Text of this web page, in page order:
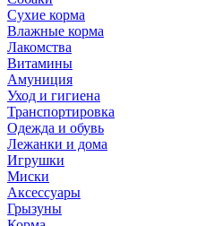
Сухие корма
Влажные корма
Лакомства
Витамины
Амуниция
Уход и гигиена
Транспортировка
Одежда и обувь
Лежанки и дома
Игрушки
Миски
Аксессуары
Грызуны